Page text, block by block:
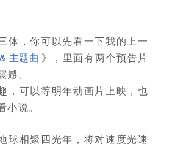
体，你可以先看一下我的上一
主题曲 》，里面有两个预告片
。
，可以等明年动画片上映，也
说。
球相聚四光年，将对速度光速